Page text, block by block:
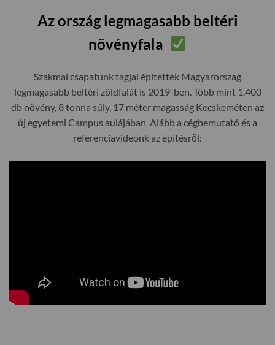
Az ország legmagasabb beltéri
növényfala
Szakmai csapatunk tagjai építették Magyarország
legmagasabb beltéri zöldfalát is 2019-ben. Több mint 1.400
db növény, 8 tonna súly, 17 méter magasság Kecskeméten az
új egyetemi Campus aulájában. Alább a cégbemutató és a
referenciavideónk az építésről: